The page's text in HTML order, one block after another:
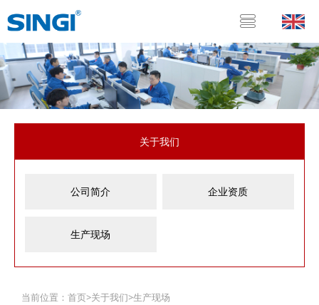
关于我们
公司简介 企业资质
生产现场
当前位置： 首页>关于我们>生产现场